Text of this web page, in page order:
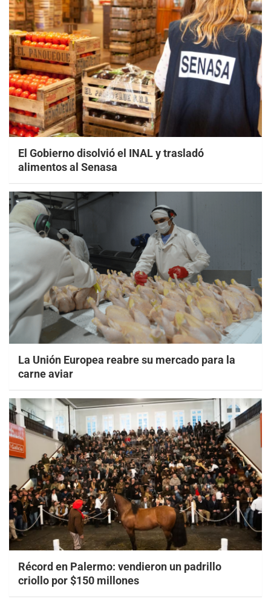
El Gobierno disolvió el INAL y trasladó
alimentos al Senasa
La Unión Europea reabre su mercado para la
carne aviar
Récord en Palermo: vendieron un padrillo
criollo por $150 millones